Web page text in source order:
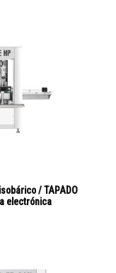
/ TAPADO
electrónica